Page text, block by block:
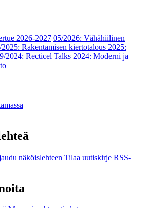
2026-2027 05/2026: Vähähiilinen
2025: Rakentamisen kiertotalous 2025:
2024: Recticel Talks 2024: Moderni ja
näköislehteen Tilaa uutiskirje RSS-